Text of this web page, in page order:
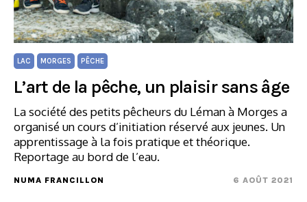
LAC MORGES PÊCHE
L’art de la pêche, un plaisir sans âge
La société des petits pêcheurs du Léman à Morges a
organisé un cours d’initiation réservé aux jeunes. Un
apprentissage à la fois pratique et théorique.
Reportage au bord de l’eau.
NUMA FRANCILLON 6 AOÛT 2021